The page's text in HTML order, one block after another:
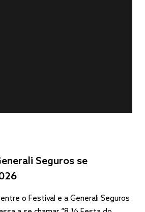
Seguros se
o Festival e a Generali Seguros